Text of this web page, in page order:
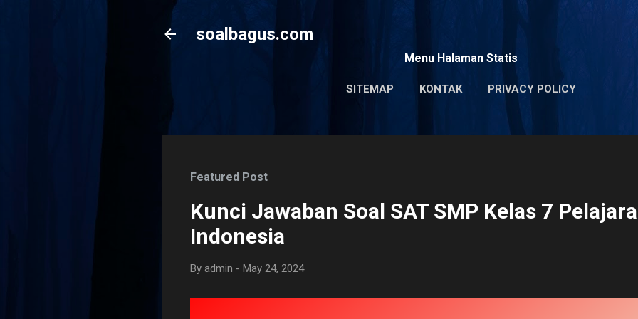
soalbagus.com
Menu Halaman Statis
SITEMAP KONTAK PRIVACY POLICY
Featured Post
Kunci Jawaban Soal SAT SMP Kelas 7
Indonesia
By admin - May 24, 2024